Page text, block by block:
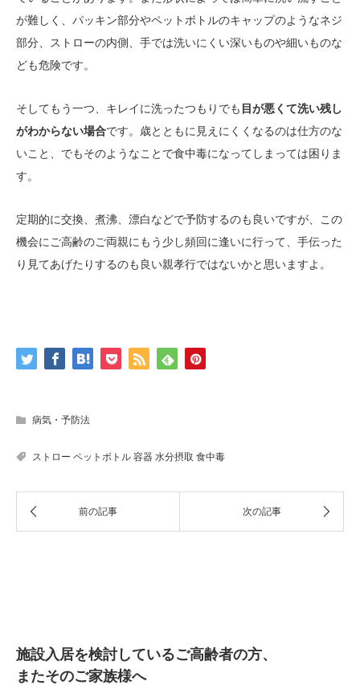
が難しく、パッキン部分やペットボトルのキャップのようなネジ
部分、ストローの内側、手では洗いにくい深いものや細いものな
ども危険です。
そしてもう一つ、キレイに洗ったつもりでも 目が悪くて洗い残し
がわからない場合です。歳とともに見えにくくなるのは仕方のな
いこと、でもそのようなことで食中毒になってしまっては困りま
す。
定期的に交換、煮沸、漂白などで予防するのも良いですが、この
機会にご高齢のご両親にもう少し頻回に逢いに行って、手伝った
り見てあげたりするのも良い親孝行ではないかと思いますよ。
病気・予防法
ストロー ペットボトル容器水分摂取 食中毒
施設入居を検討しているご高齢者の方、
またそのご家族様へ